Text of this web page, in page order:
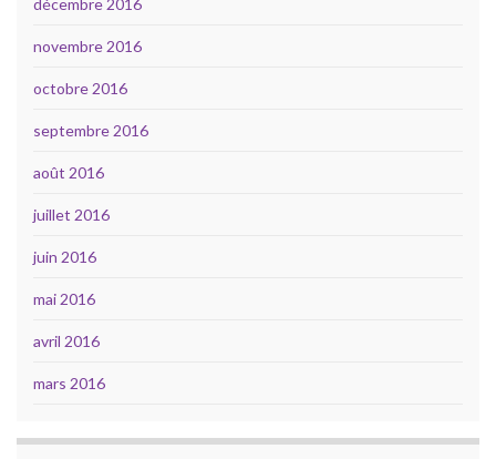
novembre 2016
octobre 2016
septembre 2016
août 2016
juillet 2016
juin 2016
mai 2016
avril 2016
mars 2016